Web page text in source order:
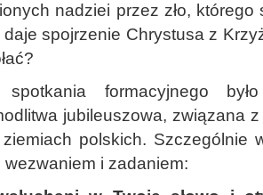
nadziei przez zło,
spojrzenie Chrystusa z
spotkania formacyjnego
jubileuszowa, związana
polskich. Szczególnie
wezwaniem i zadaniem: